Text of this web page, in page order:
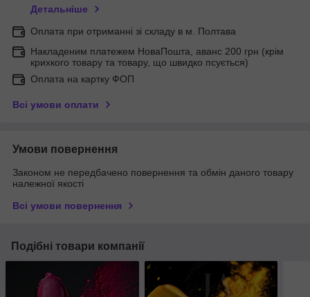
Детальніше
Оплата при отриманні зі складу в м. Полтава
Накладеним платежем НоваПошта, аванс 200 грн (крім
крихкого товару та товару, що швидко псується)
Оплата на картку ФОП
Всі умови оплати
Умови повернення
Законом не передбачено повернення та обмін даного товару
належної якості
Всі умови повернення
Подібні товари компанії